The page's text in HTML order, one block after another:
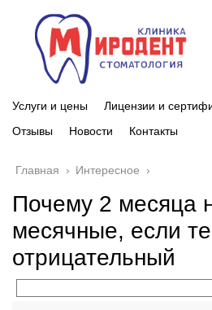
Услуги и цены Лицензии и
Отзывы
Новости Контакты
Главная › Интересное ›
Почему 2 месяца
месячные, если
отрицательный